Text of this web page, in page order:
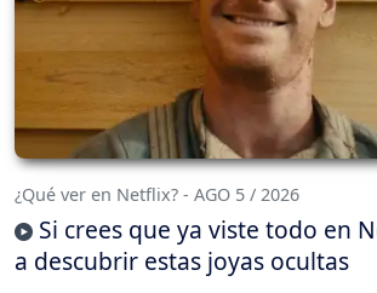
¿Qué ver en Netflix? - AGO 5 / 2026
Si crees que ya viste todo en
a descubrir estas joyas ocultas